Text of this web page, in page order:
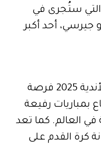
التي ستُجرى في
جيرسي، أحد أكبر
تُمثل بطولة كأس العالم للأندية 2025 فرصة
بمباريات رفيعة
العالم. كما تعد
كرة القدم على